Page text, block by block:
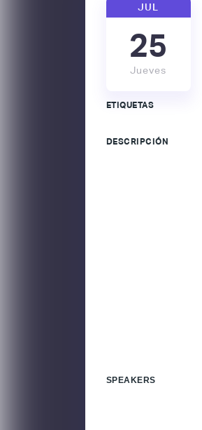
JUL
25
Jueves
ETIQUETAS
DESCRIPCIÓN
SPEAKERS